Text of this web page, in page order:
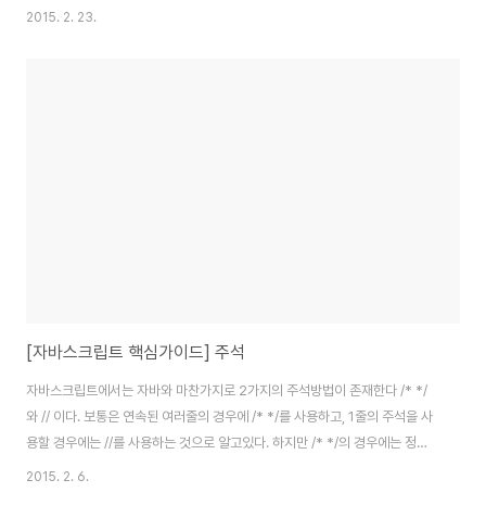
doSomething(); } //나쁜 예 if(condition){ doSomething(); } 처음 2개
2015. 2. 23.
[자바스크립트 핵심가이드] 주석
자바스크립트에서는 자바와 마찬가지로 2가지의 주석방법이 존재한다 /* */
와 // 이다. 보통은 연속된 여러줄의 경우에 /* */를 사용하고, 1줄의 주석을 사
용할 경우에는 //를 사용하는 것으로 알고있다. 하지만 /* */의 경우에는 정규
표현식 리터럴로 인해 의도치 않은 결과를 발생시킬 수 있다. 예를 들자면 /*
2015. 2. 6.